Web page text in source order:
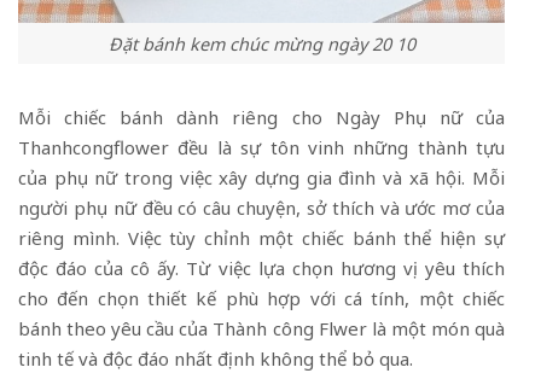
Đặt bánh kem chúc mừng ngày 20 10
Mỗi chiếc bánh dành riêng cho Ngày Phụ nữ của
Thanhcongflower đều là sự tôn vinh những thành tựu
của phụ nữ trong việc xây dựng gia đình và xã hội. Mỗi
người phụ nữ đều có câu chuyện, sở thích và ước mơ của
riêng mình. Việc tùy chỉnh một chiếc bánh thể hiện sự
độc đáo của cô ấy. Từ việc lựa chọn hương vị yêu thích
cho đến chọn thiết kế phù hợp với cá tính, một chiếc
bánh theo yêu cầu của Thành công Flwer là một món quà
tinh tế và độc đáo nhất định không thể bỏ qua.